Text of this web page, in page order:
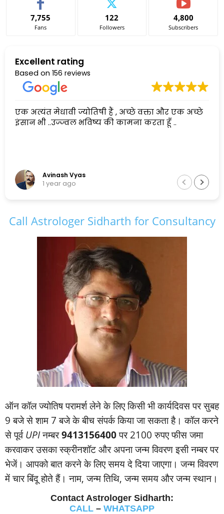
7,755
Fans
122
Followers
4,800
Subscribers
Excellent rating
Based on 156 reviews
एक अत्यंत मेधावी ज्योतिषी हैं , अच्छे वक्ता और एक अच्छे
इंसान भी ..उज्ज्वल भविष्य की कामना करता हूँ ..
Avinash Vyas
1 year ago
Call Astrologer Sidharth for Consultancy
ऑन कॉल ज्‍योतिष परामर्श लेने के लिए किसी भी कार्यदिवस पर सुबह
9 बजे से शाम 7 बजे के बीच संपर्क किया जा सकता है। कॉल करने
से पूर्वUPIनम्‍बर9413156400पर 2100 रुपए फीस जमा
करवाकर उसका स्‍क्रीनशॉट और अपना जन्‍म विवरण इसी नम्‍बर पर
भेजें। आपको बात करने के लिए समय दे दिया जाएगा। जन्‍म विवरण
में चार बिंदू होते हैं। नाम, जन्‍म तिथि, जन्‍म समय और जन्‍म स्‍थान।
Contact Astrologer Sidharth:
CALL – WHATSAPP